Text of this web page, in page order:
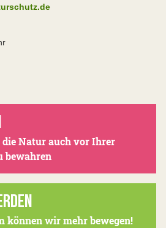
die Natur auch vor Ihrer
bewahren
können wir mehr bewegen!